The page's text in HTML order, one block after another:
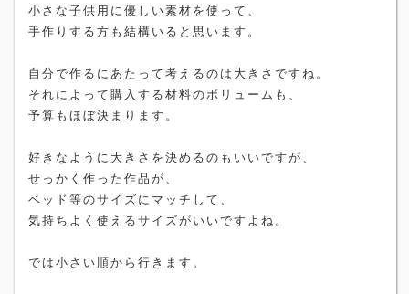
小さな子供用に優しい素材を使って、
手作りする方も結構いると思います。
自分で作るにあたって考えるのは大きさですね。
それによって購入する材料のボリュームも、
予算もほぼ決まります。
好きなように大きさを決めるのもいいですが、
せっかく作った作品が、
ベッド等のサイズにマッチして、
気持ちよく使えるサイズがいいですよね。
では小さい順から行きます。